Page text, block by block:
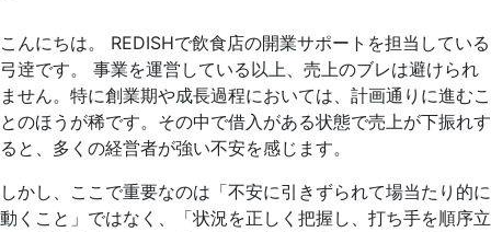
こんにちは。 REDISHで飲食店の開業サポートを担当している
弓逹です。 事業を運営している以上、売上のブレは避けられ
ません。特に創業期や成長過程においては、計画通りに進むこ
とのほうが稀です。その中で借入がある状態で売上が下振れす
ると、多くの経営者が強い不安を感じます。
しかし、ここで重要なのは「不安に引きずられて場当たり的に
動くこと」ではなく、「状況を正しく把握し、打ち手を順序立